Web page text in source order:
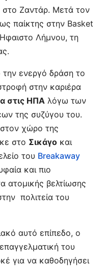
στο Ζαντάρ. Μετά τον
παίκτης στην Basket
Λήμνου, τη
ενεργό δράση το
στην καριέρα
στις ΗΠΑ λόγω των
της συζύγου του.
στον χώρο της
στο Σικάγο και
του Breakaway
και πιο
ατομικής βελτίωσης
πολιτεία του
αυτό επίπεδο, ο
του
για να καθοδηγήσει